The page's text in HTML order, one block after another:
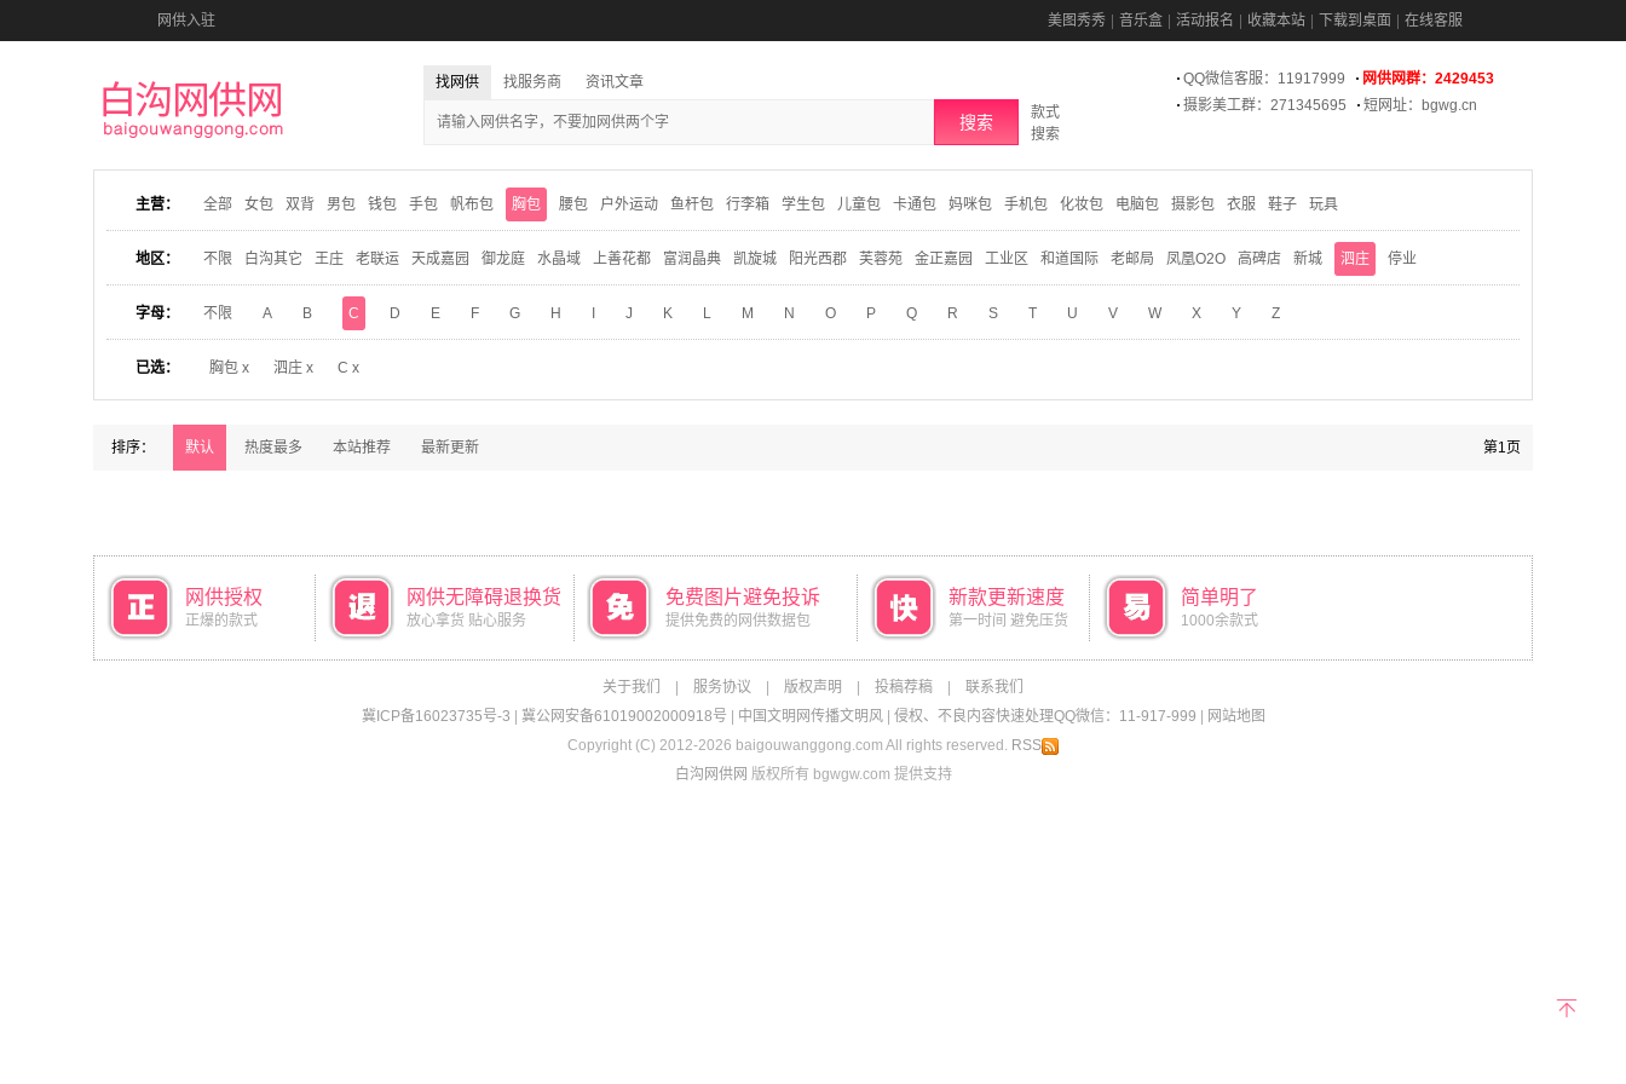
网供入驻 美图秀秀 音乐盒 活动报名 收藏本站 下载到桌面 在线客服
找网供 找服务商 资讯文章
搜索
款式
搜索
QQ微信客服：11917999
网供网群：2429453
摄影美工群：271345695
短网址：bgwg.cn
主营： 全部 女包 双背 男包 钱包 手包 帆布包 胸包 腰包 户外运动 鱼杆包 行李箱 学生包 儿童包 卡通包 妈咪包 手机包 化妆包 电脑包 摄影包 衣服 鞋子 玩具
地区： 不限 白沟其它 王庄 老联运 天成嘉园 御龙庭 水晶域 上善花都 富润晶典 凯旋城 阳光西郡 芙蓉苑 金正嘉园 工业区 和道国际 老邮局 凤凰O2O 高碑店 新城 泗庄 停业
字母： 不限 A B C D E F G H J K L M N O P Q R S T U V W X Y Z
已选： 胸包 x 泗庄 x C x
排序： 默认 热度最多 本站推荐 最新更新 第1页
网供授权
正爆的款式
网供无障碍退换货
放心拿货 贴心服务
免费图片避免投诉
提供免费的网供数据包
新款更新速度
第一时间 避免压货
简单明了
1000余款式
关于我们 服务协议 版权声明 投稿荐稿
联系我们
冀ICP备16023735号-3
冀公网安备61019002000918号 中国文明网传播文明风| 侵权、不良内容快速处理QQ微信：11-917-999
网站地图
Copyright (C) 2012-2026 baigouwanggong.com All rights reserved. RSS
白沟网供网 版权所有 bgwgw.com 提供支持